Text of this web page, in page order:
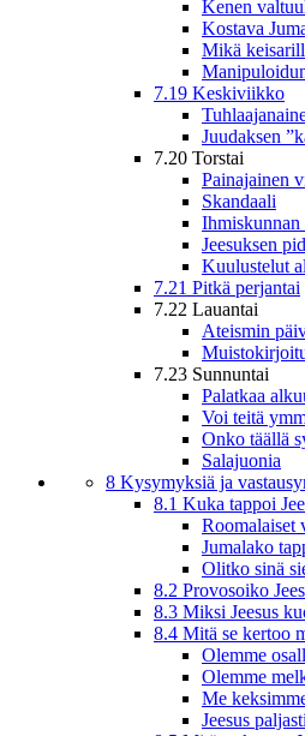
Kenen
Kostava
Mikä
7.19 Keskiviikko
Juudaksen
7.20 Torstai
Painajainen
Skandaali
Ihmiskunnan
Jeesuksen
Kuulustelut
7.21 Pitkä perjantai
7.22 Lauantai
Ateismin
7.23 Sunnuntai
Palatkaa
Voi teitä
Onko täällä
Salajuonia
8 Kysymyksiä ja
8.1 Kuka tappoi
Roomalaiset
Jumalako
Olitko sinä
8.2 Provosoiko
8.3 Miksi Jeesus
8.4 Mitä se kertoo
Olemme
Olemme
Me
Jeesus